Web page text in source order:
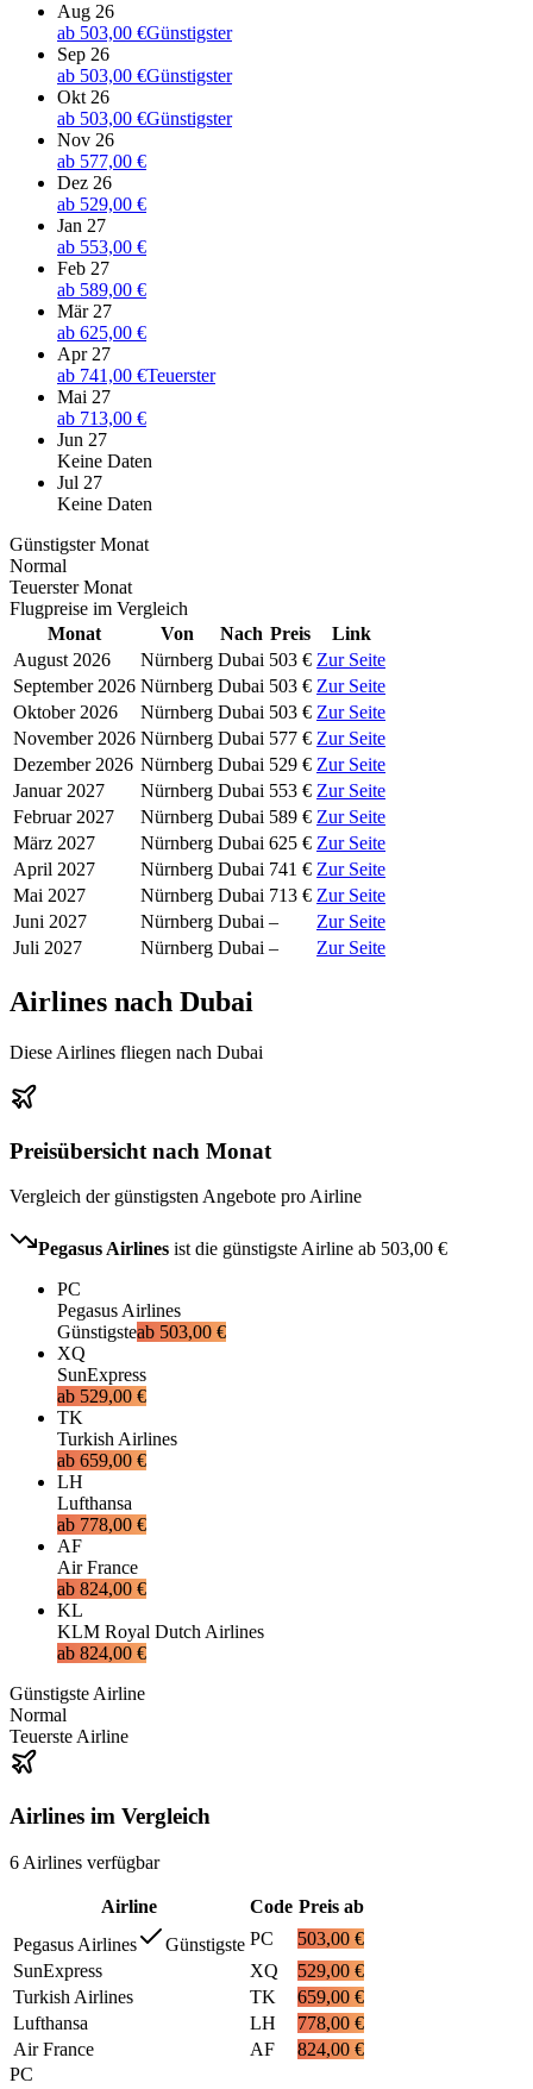
Aug 26
ab 503,00 €Günstigster
Sep 26
ab 503,00 €Günstigster
Okt 26
ab 503,00 €Günstigster
Nov 26
ab 577,00 €
Dez 26
ab 529,00 €
Jan 27
ab 553,00 €
Feb 27
ab 589,00 €
Mär 27
ab 625,00 €
Apr 27
ab 741,00 €Teuerster
Mai 27
ab 713,00 €
Jun 27
Keine Daten
Jul 27
Keine Daten
Günstigster Monat
Normal
Teuerster Monat
Flugpreise im Vergleich
Monat
Von Nach Preis
Link
August 2026
Nürnberg Dubai 503 € Zur Seite
September 2026 Nürnberg Dubai 503 € Zur Seite
Oktober 2026
Nürnberg Dubai 503 € Zur Seite
November 2026 Nürnberg Dubai 577 € Zur Seite
Dezember 2026 Nürnberg Dubai 529 € Zur Seite
Januar 2027
Nürnberg Dubai 553 € Zur Seite
Februar 2027
Nürnberg Dubai 589 € Zur Seite
März 2027
Nürnberg Dubai 625 € Zur Seite
April 2027
Nürnberg Dubai 741 € Zur Seite
Mai 2027
Nürnberg Dubai 713 € Zur Seite
Juni 2027
Nürnberg Dubai –
Zur Seite
Juli 2027
Nürnberg Dubai – Zur Seite
Airlines nach Dubai
Diese Airlines fliegen nach Dubai
Preisübersicht nach Monat
Vergleich der günstigsten Angebote pro Airline
Pegasus Airlines ist die günstigste Airline ab 503,00 €
PC
Pegasus Airlines
Günstigsteab 503,00 €
XQ
SunExpress
ab 529,00 €
TK
Turkish Airlines
ab 659,00 €
LH
Lufthansa
ab 778,00 €
AF
Air France
ab 824,00 €
KL
KLM Royal Dutch Airlines
ab 824,00 €
Günstigste Airline
Normal
Teuerste Airline
Airlines im Vergleich
6 Airlines verfügbar
Airline Code Preis ab
Pegasus Airlines
Günstigste PC
503,00 €
SunExpress
XQ
529,00 €
Turkish Airlines
TK
659,00 €
Lufthansa
LH
778,00 €
Air France
AF
824,00 €
PC